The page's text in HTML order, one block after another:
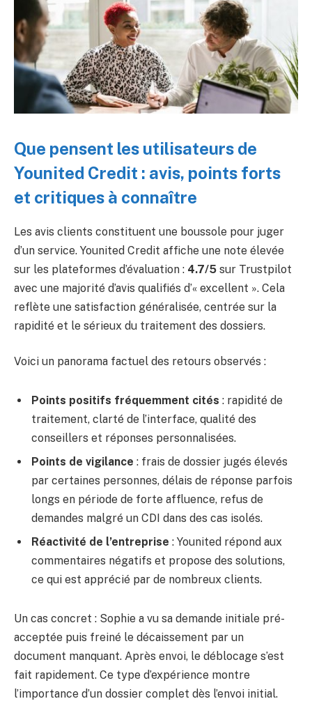
Que pensent les utilisateurs de
Younited Credit : avis, points forts
et critiques à connaître
Les avis clients constituent une boussole pour juger
d’un service. Younited Credit affiche une note élevée
sur les plateformes d’évaluation : 4.7/5 sur Trustpilot
avec une majorité d’avis qualifiés d’« excellent ». Cela
reflète une satisfaction généralisée, centrée sur la
rapidité et le sérieux du traitement des dossiers.
Voici un panorama factuel des retours observés :
Points positifs fréquemment cités : rapidité de
traitement, clarté de l’interface, qualité des
conseillers et réponses personnalisées.
Points de vigilance : frais de dossier jugés élevés
par certaines personnes, délais de réponse parfois
longs en période de forte affluence, refus de
demandes malgré un CDI dans des cas isolés.
Réactivité de l’entreprise : Younited répond aux
commentaires négatifs et propose des solutions,
ce qui est apprécié par de nombreux clients.
Un cas concret : Sophie a vu sa demande initiale pré-
acceptée puis freiné le décaissement par un
document manquant. Après envoi, le déblocage s’est
fait rapidement. Ce type d’expérience montre
l’importance d’un dossier complet dès l’envoi initial.